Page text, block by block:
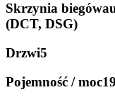
Skrzynia biegów
(DCT, DSG)
Drzwi5
Pojemność / moc